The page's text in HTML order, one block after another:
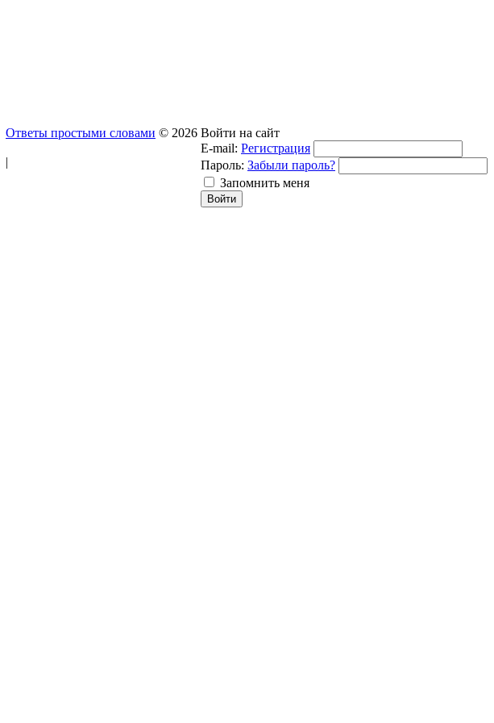
Войти на сайт
E-mail: Регистрация
Пароль: Забыли пароль?
Запомнить меня
Ответы простыми словами © 2026
|